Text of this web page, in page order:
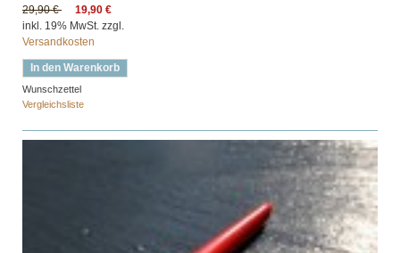
29,90 €
19,90 €
inkl. 19% MwSt. zzgl.
Versandkosten
In den Warenkorb
Wunschzettel
Vergleichsliste